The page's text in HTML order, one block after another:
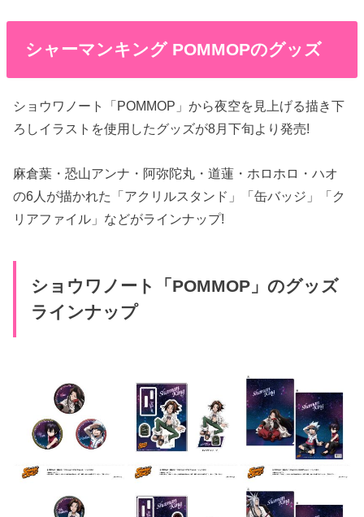
シャーマンキング POMMOPのグッズ
ショウワノート「POMMOP」から夜空を見上げる描き下
ろしイラストを使用したグッズが8月下旬より発売!
麻倉葉・恐山アンナ・阿弥陀丸・道蓮・ホロホロ・ハオ
の6人が描かれた「アクリルスタンド」「缶バッジ」「ク
リアファイル」などがラインナップ!
ショウワノート「POMMOP」のグッズ
ラインナップ